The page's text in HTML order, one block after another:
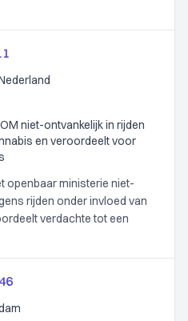
niet-ontvankelijk in rijden
en veroordeelt voor
openbaar ministerie niet-
rijden onder invloed van
verdachte tot een